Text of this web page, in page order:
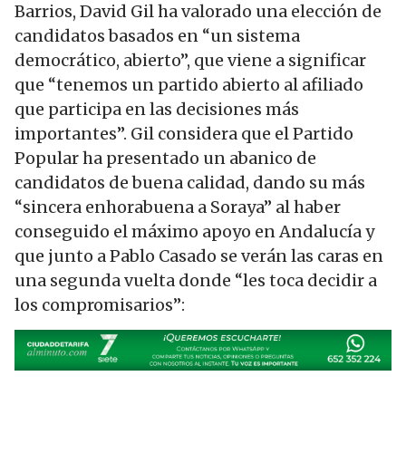
Barrios, David Gil ha valorado una elección de
candidatos basados en “un sistema
democrático, abierto”, que viene a significar
que “tenemos un partido abierto al afiliado
que participa en las decisiones más
importantes”. Gil considera que el Partido
Popular ha presentado un abanico de
candidatos de buena calidad, dando su más
“sincera enhorabuena a Soraya” al haber
conseguido el máximo apoyo en Andalucía y
que junto a Pablo Casado se verán las caras en
una segunda vuelta donde “les toca decidir a
los compromisarios”: